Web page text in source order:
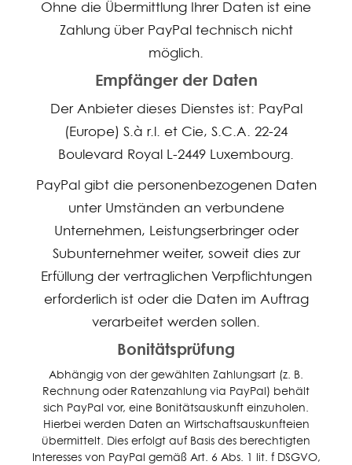
Ohne die Übermittlung Ihrer Daten ist eine
Zahlung über PayPal technisch nicht
möglich.
Empfänger der Daten
Der Anbieter dieses Dienstes ist: PayPal
(Europe) S.à r.l. et Cie, S.C.A. 22-24
Boulevard Royal L-2449 Luxembourg.
PayPal gibt die personenbezogenen Daten
unter Umständen an verbundene
Unternehmen, Leistungserbringer oder
Subunternehmer weiter, soweit dies zur
Erfüllung der vertraglichen Verpflichtungen
erforderlich ist oder die Daten im Auftrag
verarbeitet werden sollen.
Bonitätsprüfung
Abhängig von der gewählten Zahlungsart (z. B.
Rechnung oder Ratenzahlung via PayPal) behält
sich PayPal vor, eine Bonitätsauskunft einzuholen.
Hierbei werden Daten an Wirtschaftsauskunfteien
übermittelt. Dies erfolgt auf Basis des berechtigten
Interesses von PayPal gemäß Art. 6 Abs. 1 lit. f DSGVO,